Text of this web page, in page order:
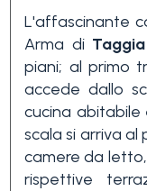
L'affascinante
Arma di Taggia
piani; al primo
accede dallo
cucina abitabile
scala si arriva
camere da
rispettive
Balcone/Terrazzo
Ascensore